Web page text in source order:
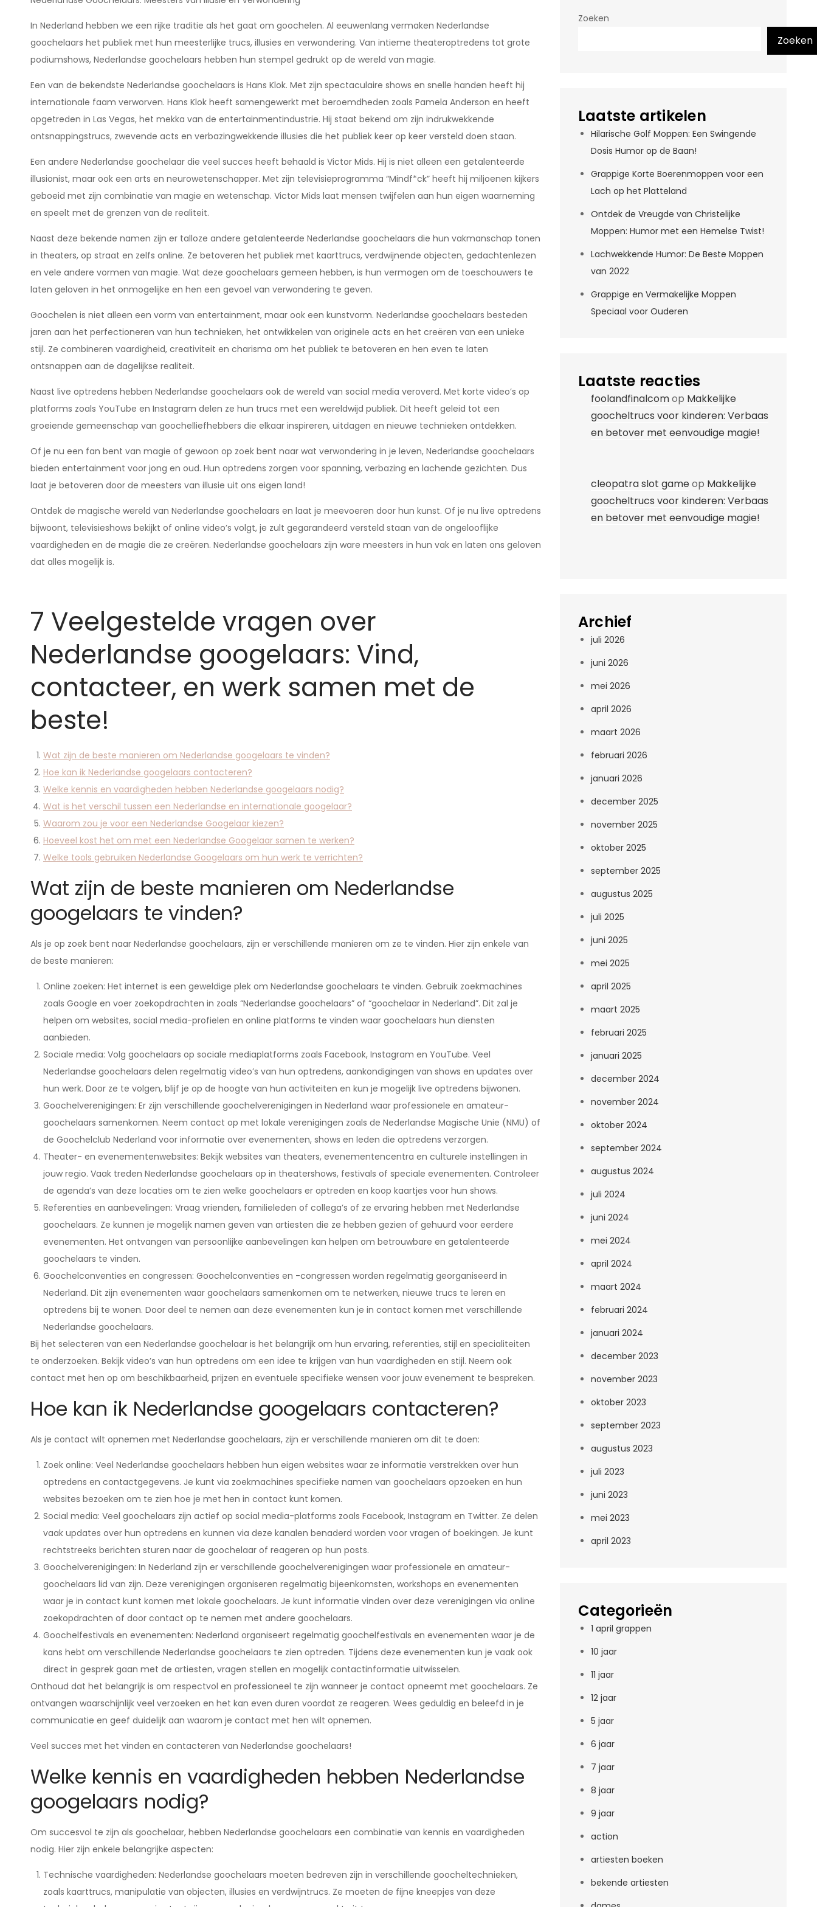
In Nederland hebben we een rijke traditie als het gaat om goochelen. Al eeuwenlang vermaken Nederlandse
goochelaars het publiek met hun meesterlijke trucs, illusies en verwondering. Van intieme theateroptredens tot grote
podiumshows, Nederlandse goochelaars hebben hun stempel gedrukt op de wereld van magie.
Een van de bekendste Nederlandse goochelaars is Hans Klok. Met zijn spectaculaire shows en snelle handen heeft hij
internationale faam verworven. Hans Klok heeft samengewerkt met beroemdheden zoals Pamela Anderson en heeft
opgetreden in Las Vegas, het mekka van de entertainmentindustrie. Hij staat bekend om zijn indrukwekkende
ontsnappingstrucs, zwevende acts en verbazingwekkende illusies die het publiek keer op keer versteld doen staan.
Een andere Nederlandse goochelaar die veel succes heeft behaald is Victor Mids. Hij is niet alleen een getalenteerde
illusionist, maar ook een arts en neurowetenschapper. Met zijn televisieprogramma “Mindf*ck” heeft hij miljoenen kijkers
geboeid met zijn combinatie van magie en wetenschap. Victor Mids laat mensen twijfelen aan hun eigen waarneming
en speelt met de grenzen van de realiteit.
Naast deze bekende namen zijn er talloze andere getalenteerde Nederlandse goochelaars die hun vakmanschap tonen
in theaters, op straat en zelfs online. Ze betoveren het publiek met kaarttrucs, verdwijnende objecten, gedachtenlezen
en vele andere vormen van magie. Wat deze goochelaars gemeen hebben, is hun vermogen om de toeschouwers te
laten geloven in het onmogelijke en hen een gevoel van verwondering te geven.
Goochelen is niet alleen een vorm van entertainment, maar ook een kunstvorm. Nederlandse goochelaars besteden
jaren aan het perfectioneren van hun technieken, het ontwikkelen van originele acts en het creëren van een unieke
stijl. Ze combineren vaardigheid, creativiteit en charisma om het publiek te betoveren en hen even te laten
ontsnappen aan de dagelijkse realiteit.
Naast live optredens hebben Nederlandse goochelaars ook de wereld van social media veroverd. Met korte video’s op
platforms zoals YouTube en Instagram delen ze hun trucs met een wereldwijd publiek. Dit heeft geleid tot een
groeiende gemeenschap van goochelliefhebbers die elkaar inspireren, uitdagen en nieuwe technieken ontdekken.
Of je nu een fan bent van magie of gewoon op zoek bent naar wat verwondering in je leven, Nederlandse goochelaars
bieden entertainment voor jong en oud. Hun optredens zorgen voor spanning, verbazing en lachende gezichten. Dus
laat je betoveren door de meesters van illusie uit ons eigen land!
Ontdek de magische wereld van Nederlandse goochelaars en laat je meevoeren door hun kunst. Of je nu live optredens
bijwoont, televisieshows bekijkt of online video’s volgt, je zult gegarandeerd versteld staan van de ongelooflijke
vaardigheden en de magie die ze creëren. Nederlandse goochelaars zijn ware meesters in hun vak en laten ons geloven
dat alles mogelijk is.
7 Veelgestelde vragen over
Nederlandse googelaars: Vind,
contacteer, en werk samen met de
beste!
Wat zijn de beste manieren om Nederlandse googelaars te vinden?
Hoe kan ik Nederlandse googelaars contacteren?
Welke kennis en vaardigheden hebben Nederlandse googelaars nodig?
Wat is het verschil tussen een Nederlandse en internationale googelaar?
Waarom zou je voor een Nederlandse Googelaar kiezen?
Hoeveel kost het om met een Nederlandse Googelaar samen te werken?
Welke tools gebruiken Nederlandse Googelaars om hun werk te verrichten?
Wat zijn de beste manieren om Nederlandse
googelaars te vinden?
Als je op zoek bent naar Nederlandse goochelaars, zijn er verschillende manieren om ze te vinden. Hier zijn enkele van
de beste manieren:
Online zoeken: Het internet is een geweldige plek om Nederlandse goochelaars te vinden. Gebruik zoekmachines
zoals Google en voer zoekopdrachten in zoals “Nederlandse goochelaars” of “goochelaar in Nederland”. Dit zal je
helpen om websites, social media-profielen en online platforms te vinden waar goochelaars hun diensten
aanbieden.
Sociale media: Volg goochelaars op sociale mediaplatforms zoals Facebook, Instagram en YouTube. Veel
Nederlandse goochelaars delen regelmatig video’s van hun optredens, aankondigingen van shows en updates over
hun werk. Door ze te volgen, blijf je op de hoogte van hun activiteiten en kun je mogelijk live optredens bijwonen.
Goochelverenigingen: Er zijn verschillende goochelverenigingen in Nederland waar professionele en amateur-
goochelaars samenkomen. Neem contact op met lokale verenigingen zoals de Nederlandse Magische Unie (NMU) of
de Goochelclub Nederland voor informatie over evenementen, shows en leden die optredens verzorgen.
Theater- en evenementenwebsites: Bekijk websites van theaters, evenementencentra en culturele instellingen in
jouw regio. Vaak treden Nederlandse goochelaars op in theatershows, festivals of speciale evenementen. Controleer
de agenda’s van deze locaties om te zien welke goochelaars er optreden en koop kaartjes voor hun shows.
Referenties en aanbevelingen: Vraag vrienden, familieleden of collega’s of ze ervaring hebben met Nederlandse
goochelaars. Ze kunnen je mogelijk namen geven van artiesten die ze hebben gezien of gehuurd voor eerdere
evenementen. Het ontvangen van persoonlijke aanbevelingen kan helpen om betrouwbare en getalenteerde
goochelaars te vinden.
Goochelconventies en congressen: Goochelconventies en -congressen worden regelmatig georganiseerd in
Nederland. Dit zijn evenementen waar goochelaars samenkomen om te netwerken, nieuwe trucs te leren en
optredens bij te wonen. Door deel te nemen aan deze evenementen kun je in contact komen met verschillende
Nederlandse goochelaars.
Bij het selecteren van een Nederlandse goochelaar is het belangrijk om hun ervaring, referenties, stijl en specialiteiten
te onderzoeken. Bekijk video’s van hun optredens om een idee te krijgen van hun vaardigheden en stijl. Neem ook
contact met hen op om beschikbaarheid, prijzen en eventuele specifieke wensen voor jouw evenement te bespreken.
Hoe kan ik Nederlandse googelaars contacteren?
Als je contact wilt opnemen met Nederlandse goochelaars, zijn er verschillende manieren om dit te doen:
Zoek online: Veel Nederlandse goochelaars hebben hun eigen websites waar ze informatie verstrekken over hun
optredens en contactgegevens. Je kunt via zoekmachines specifieke namen van goochelaars opzoeken en hun
websites bezoeken om te zien hoe je met hen in contact kunt komen.
Social media: Veel goochelaars zijn actief op social media-platforms zoals Facebook, Instagram en Twitter. Ze delen
vaak updates over hun optredens en kunnen via deze kanalen benaderd worden voor vragen of boekingen. Je kunt
rechtstreeks berichten sturen naar de goochelaar of reageren op hun posts.
Goochelverenigingen: In Nederland zijn er verschillende goochelverenigingen waar professionele en amateur-
goochelaars lid van zijn. Deze verenigingen organiseren regelmatig bijeenkomsten, workshops en evenementen
waar je in contact kunt komen met lokale goochelaars. Je kunt informatie vinden over deze verenigingen via online
zoekopdrachten of door contact op te nemen met andere goochelaars.
Goochelfestivals en evenementen: Nederland organiseert regelmatig goochelfestivals en evenementen waar je de
kans hebt om verschillende Nederlandse goochelaars te zien optreden. Tijdens deze evenementen kun je vaak ook
direct in gesprek gaan met de artiesten, vragen stellen en mogelijk contactinformatie uitwisselen.
Onthoud dat het belangrijk is om respectvol en professioneel te zijn wanneer je contact opneemt met goochelaars. Ze
ontvangen waarschijnlijk veel verzoeken en het kan even duren voordat ze reageren. Wees geduldig en beleefd in je
communicatie en geef duidelijk aan waarom je contact met hen wilt opnemen.
Veel succes met het vinden en contacteren van Nederlandse goochelaars!
Welke kennis en vaardigheden hebben Nederlandse
googelaars nodig?
Om succesvol te zijn als goochelaar, hebben Nederlandse goochelaars een combinatie van kennis en vaardigheden
nodig. Hier zijn enkele belangrijke aspecten:
Technische vaardigheden: Nederlandse goochelaars moeten bedreven zijn in verschillende goocheltechnieken,
zoals kaarttrucs, manipulatie van objecten, illusies en verdwijntrucs. Ze moeten de fijne kneepjes van deze
Zoeken
Zoeken
Laatste artikelen
Hilarische Golf Moppen: Een Swingende
Dosis Humor op de Baan!
Grappige Korte Boerenmoppen voor een
Lach op het Platteland
Ontdek de Vreugde van Christelijke
Moppen: Humor met een Hemelse Twist!
Lachwekkende Humor: De Beste Moppen
van 2022
Grappige en Vermakelijke Moppen
Speciaal voor Ouderen
Laatste reacties
foolandfinalcomop Makkelijke
goocheltrucs voor kinderen: Verbaas
en betover met eenvoudige magie!
cleopatra slot gameop Makkelijke
goocheltrucs voor kinderen: Verbaas
en betover met eenvoudige magie!
Archief
juli 2026
juni 2026
mei 2026
april 2026
maart 2026
februari 2026
januari 2026
december 2025
november 2025
oktober 2025
september 2025
augustus 2025
juli 2025
juni 2025
mei 2025
april 2025
maart 2025
februari 2025
januari 2025
december 2024
november 2024
oktober 2024
september 2024
augustus 2024
juli 2024
juni 2024
mei 2024
april 2024
maart 2024
februari 2024
januari 2024
december 2023
november 2023
oktober 2023
september 2023
augustus 2023
juli 2023
juni 2023
mei 2023
april 2023
Categorieën
1 april grappen
10 jaar
11 jaar
12 jaar
5 jaar
6 jaar
7 jaar
8 jaar
9 jaar
action
artiesten boeken
bekende artiesten